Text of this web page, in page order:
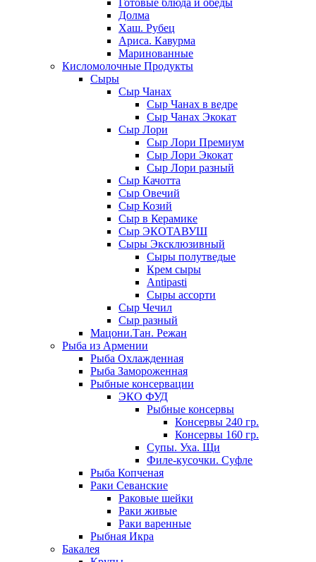
Готовые блюда и обеды
Долма
Хаш. Рубец
Ариса. Кавурма
Маринованные
Кисломолочные Продукты
Сыры
Сыр Чанах
Сыр Чанах в ведре
Сыр Чанах Экокат
Сыр Лори
Сыр Лори Премиум
Сыр Лори Экокат
Сыр Лори разный
Сыр Качотта
Сыр Овечий
Сыр Козий
Сыр в Керамике
Сыр ЭКОТАВУШ
Сыры Эксклюзивный
Сыры полутведые
Крем сыры
Antipasti
Сыры ассорти
Сыр Чечил
Сыр разный
Мацони.Тан. Режан
Рыба из Армении
Рыба Охлажденная
Рыба Замороженная
Рыбные консервации
ЭКО ФУД
Рыбные консервы
Консервы 240 гр.
Консервы 160 гр.
Супы. Уха. Щи
Филе-кусочки. Суфле
Рыба Копченая
Раки Севанские
Раковые шейки
Раки живые
Раки варенные
Рыбная Икра
Бакалея